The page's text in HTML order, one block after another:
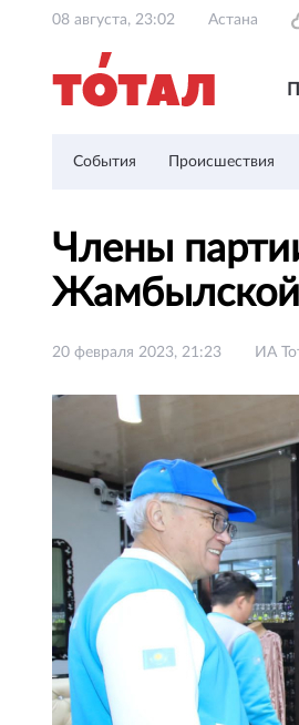
08 августа, 23:02 Астана
События Происшествия
Члены
Жамбылской
20 февраля 2023, 21:23 ИА